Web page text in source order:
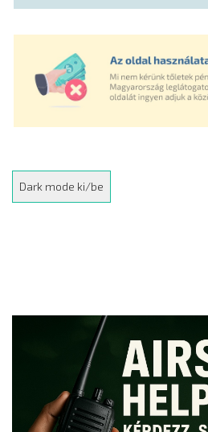
Dark mode ki/be